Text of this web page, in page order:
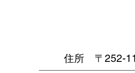
住所 〒252-